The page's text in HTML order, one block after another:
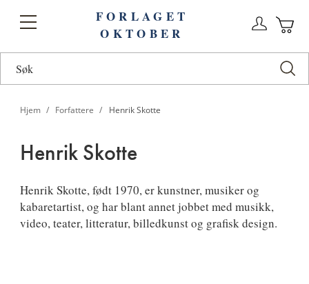
Toggle
FORLAGET
OKTOBER
Hjem Forfattere Henrik Skotte
Henrik Skotte
Henrik
Skotte
Henrik Skotte, født 1970, er kunstner, musiker og
kabaretartist, og har blant annet jobbet med musikk,
video, teater, litteratur, billedkunst og grafisk design.